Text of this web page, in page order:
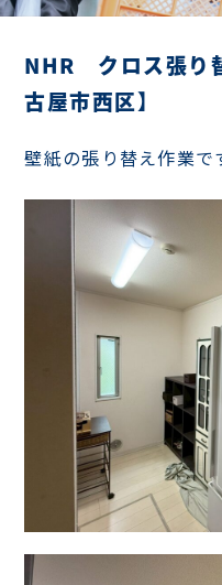
NHR クロス張り
古屋市西区】
壁紙の張り替え作業で